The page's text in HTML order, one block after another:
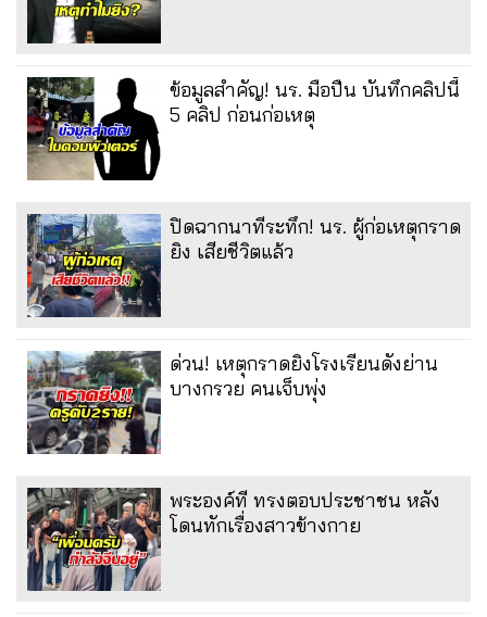
ข้อมูลสำคัญ! นร. มือปืน บันทึกคลิปนี้
5 คลิป ก่อนก่อเหตุ
ปิดฉากนาทีระทึก! นร. ผู้ก่อเหตุกราด
ยิง เสียชีวิตแล้ว
ด่วน! เหตุกราดยิงโรงเรียนดังย่าน
บางกรวย คนเจ็บพุ่ง
พระองค์ที ทรงตอบประชาชน หลัง
โดนทักเรื่องสาวข้างกาย